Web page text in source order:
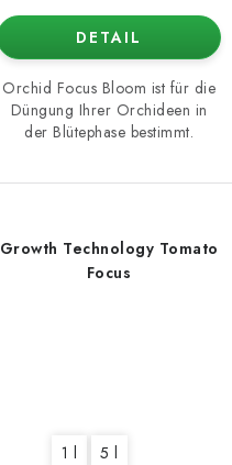
DETAIL
Orchid Focus Bloom ist für die
Düngung Ihrer Orchideen in
der Blütephase bestimmt.
Growth Technology Tomato
Focus
1 l 5 l